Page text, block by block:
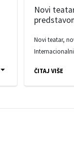
Novi
Novi teatar,
ČITAJ VIŠE